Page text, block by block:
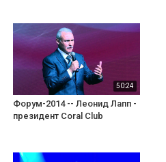
50:24
Форум-2014 -- Леонид Лапп -
президент Coral Club